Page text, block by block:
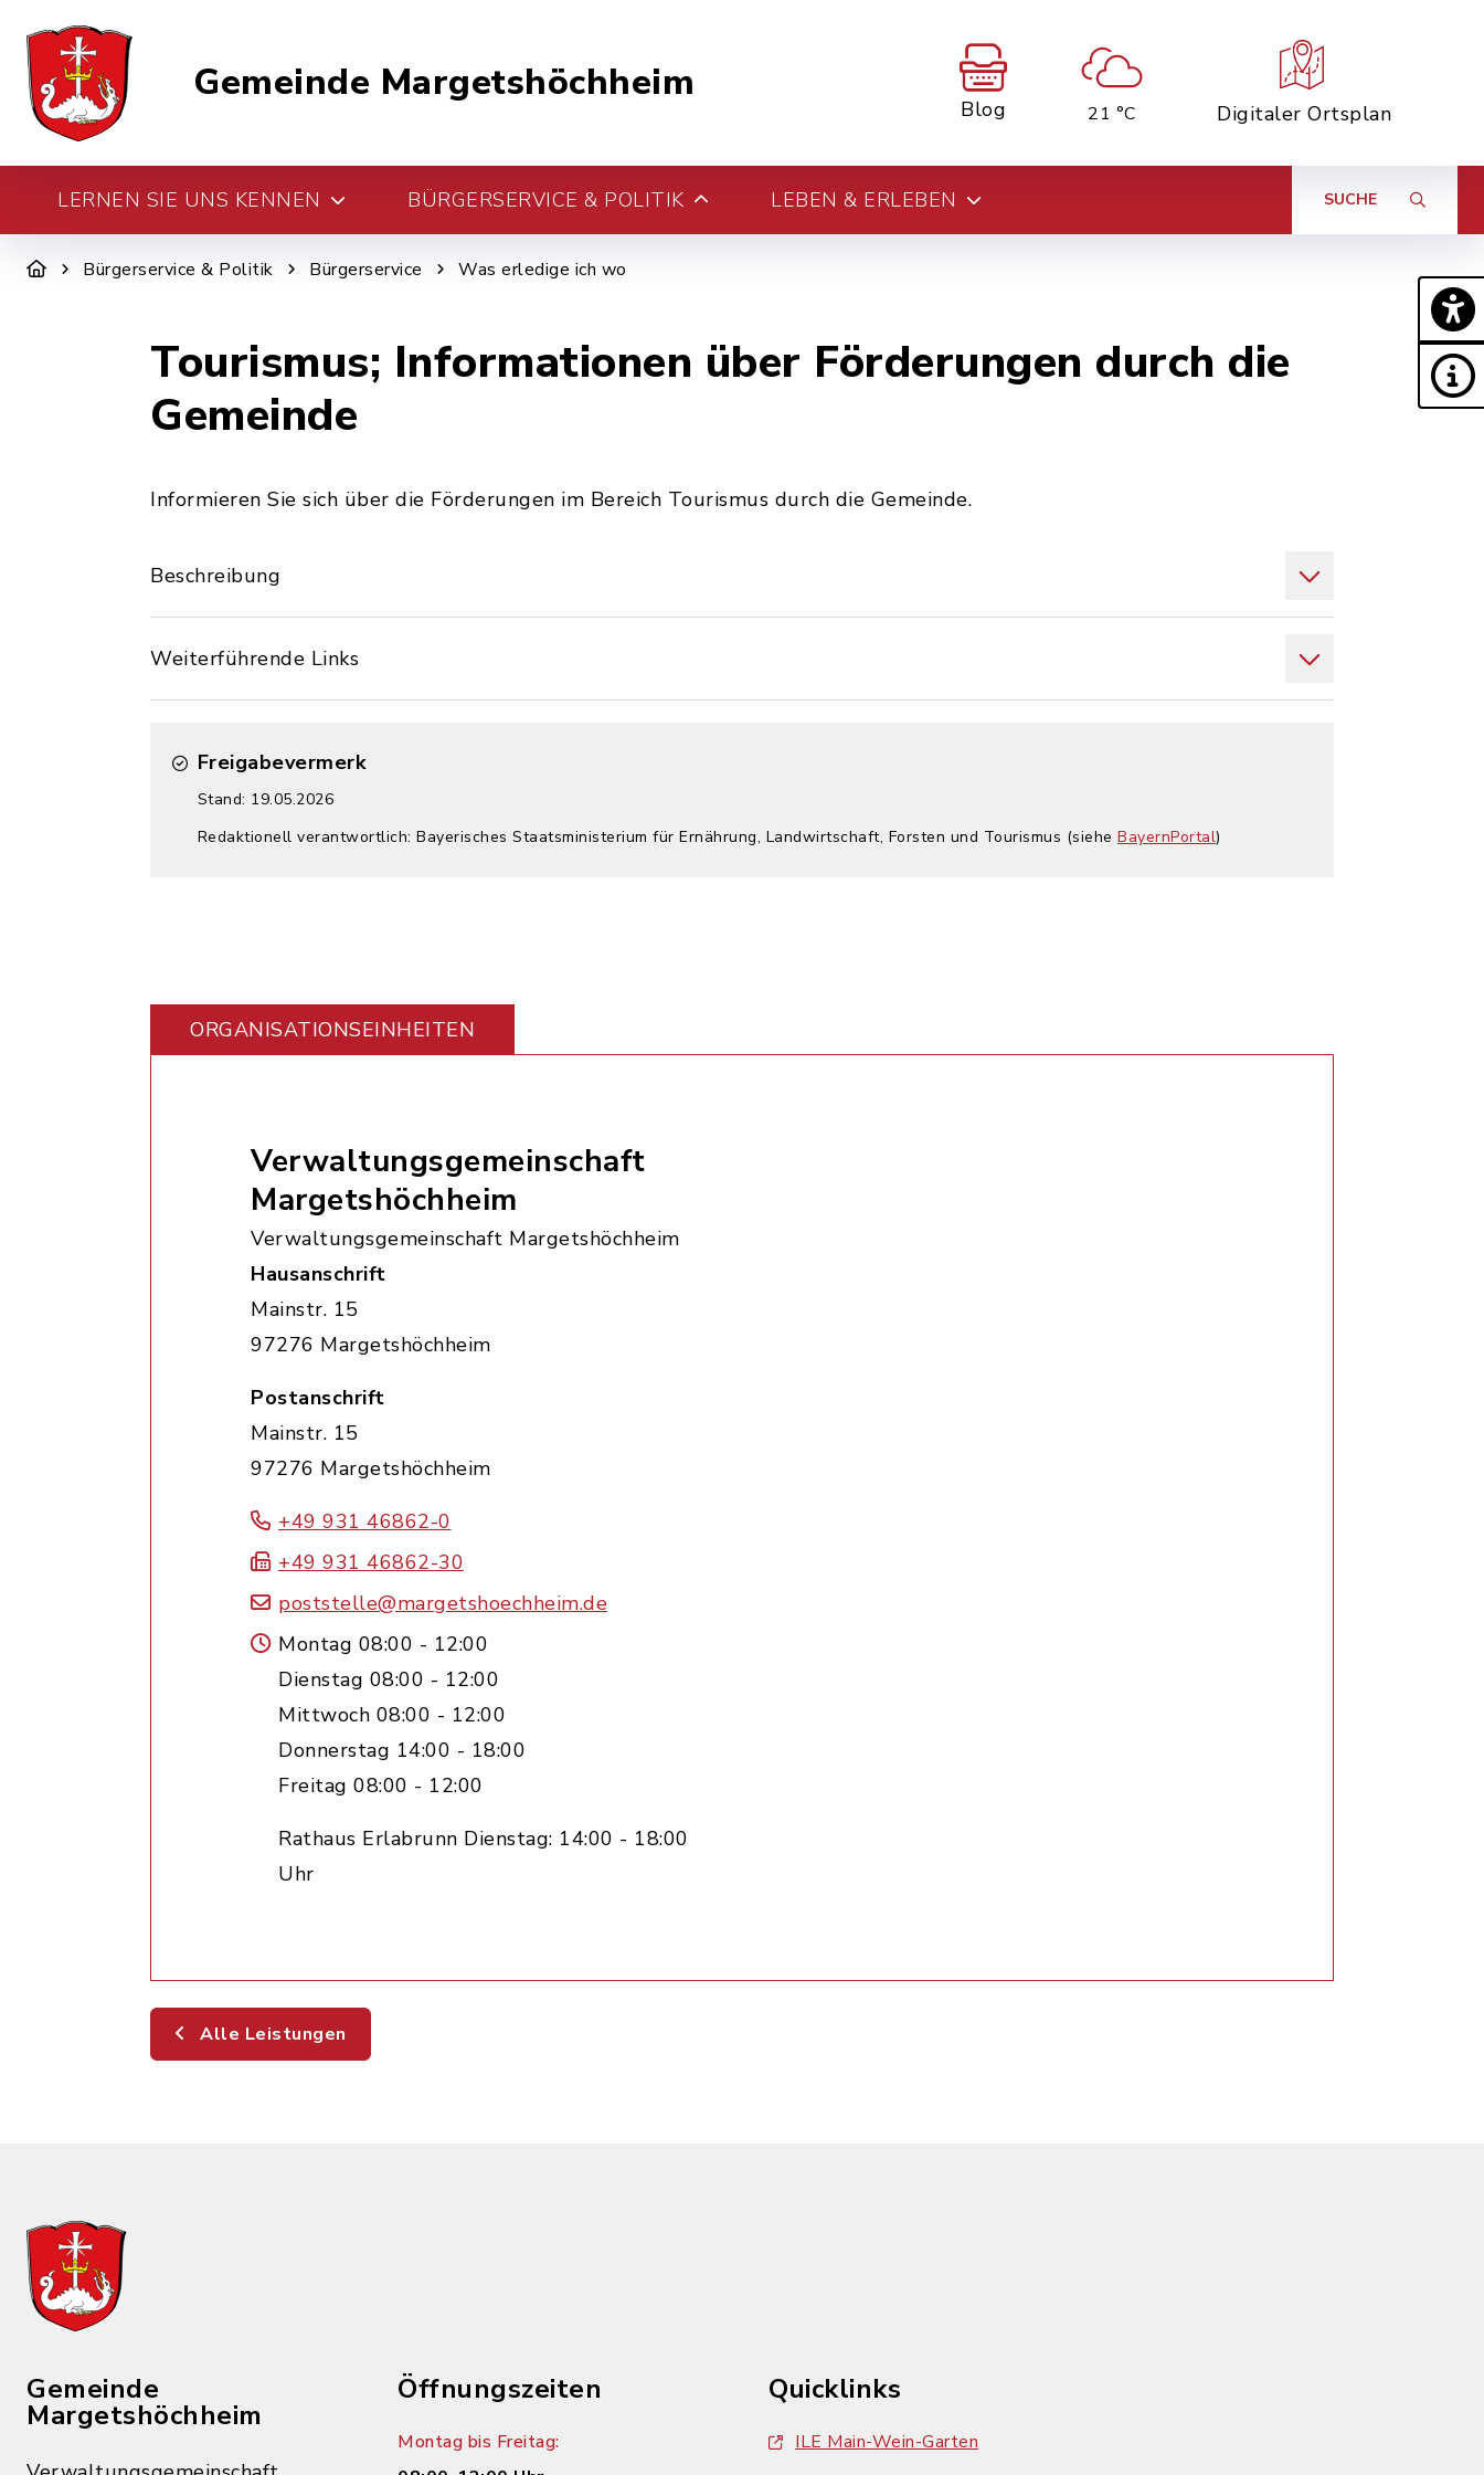
Gemeinde Margetshöchheim
Blog 21 °C Digitaler Ortsplan
LERNEN SIE UNS KENNEN BÜRGERSERVICE & POLITIK LEBEN & ERLEBEN SUCHE
Bürgerservice & Politik Bürgerservice Was erledige ich wo
Tourismus; Informationen über Förderungen durch die
Gemeinde
Informieren Sie sich über die Förderungen im Bereich Tourismus durch die Gemeinde.
Beschreibung
Weiterführende Links
Freigabevermerk
Stand: 19.05.2026
Redaktionell verantwortlich: Bayerisches Staatsministerium für Ernährung, Landwirtschaft, Forsten und Tourismus (siehe BayernPortal)
ORGANISATIONS­EINHEITEN
Verwaltungsgemeinschaft
Margetshöchheim
Verwaltungsgemeinschaft Margetshöchheim
Hausanschrift
Mainstr. 15
97276 Margetshöchheim
Postanschrift
Mainstr. 15
97276 Margetshöchheim
+49 931 46862-0
+49 931 46862-30
poststelle@margetshoechheim.de
Montag 08:00 - 12:00
Dienstag 08:00 - 12:00
Mittwoch 08:00 - 12:00
Donnerstag 14:00 - 18:00
Freitag 08:00 - 12:00
Rathaus Erlabrunn Dienstag: 14:00 - 18:00
Uhr
Alle Leistungen
Gemeinde
Margetshöchheim
Öffnungszeiten
Montag bis Freitag:
Quicklinks
ILE Main-Wein-Garten